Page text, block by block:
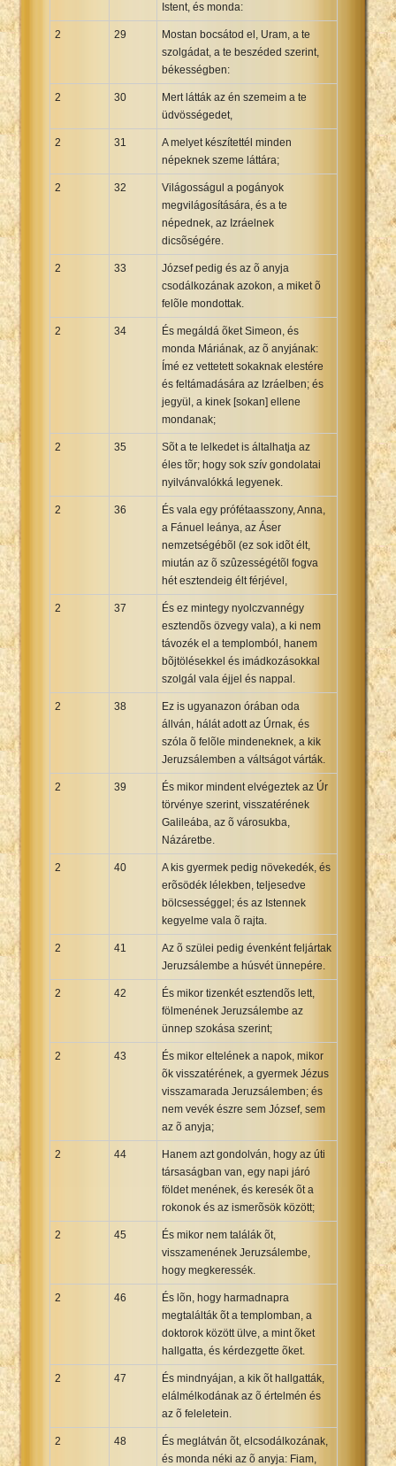
Istent, és monda:
2 29
Mostan bocsátod el, Uram, a te
szolgádat, a te beszéded szerint,
békességben:
2 30
Mert látták az én szemeim a te
üdvösségedet,
2 31
A melyet készítettél minden
népeknek szeme láttára;
2 32
Világosságul a pogányok
megvilágosítására, és a te
népednek, az Izráelnek
dicsõségére.
2 33
József pedig és az õ anyja
csodálkozának azokon, a miket õ
felõle mondottak.
2 34
És megáldá õket Simeon, és
monda Máriának, az õ anyjának:
Ímé ez vettetett sokaknak elestére
és feltámadására az Izráelben; és
jegyül, a kinek [sokan] ellene
mondanak;
2 35
Sõt a te lelkedet is általhatja az
éles tõr; hogy sok szív gondolatai
nyilvánvalókká legyenek.
2 36
És vala egy prófétaasszony, Anna,
a Fánuel leánya, az Áser
nemzetségébõl (ez sok idõt élt,
miután az õ szûzességétõl fogva
hét esztendeig élt férjével,
2 37
És ez mintegy nyolczvannégy
esztendõs özvegy vala), a ki nem
távozék el a templomból, hanem
bõjtölésekkel és imádkozásokkal
szolgál vala éjjel és nappal.
2 38
Ez is ugyanazon órában oda
állván, hálát adott az Úrnak, és
szóla õ felõle mindeneknek, a kik
Jeruzsálemben a váltságot várták.
2 39
És mikor mindent elvégeztek az Úr
törvénye szerint, visszatérének
Galileába, az õ városukba,
Názáretbe.
2 40
A kis gyermek pedig növekedék, és
erõsödék lélekben, teljesedve
bölcsességgel; és az Istennek
kegyelme vala õ rajta.
2 41
Az õ szülei pedig évenként feljártak
Jeruzsálembe a húsvét ünnepére.
2 42
És mikor tizenkét esztendõs lett,
fölmenének Jeruzsálembe az
ünnep szokása szerint;
2 43
És mikor eltelének a napok, mikor
õk visszatérének, a gyermek Jézus
visszamarada Jeruzsálemben; és
nem vevék észre sem József, sem
az õ anyja;
2 44
Hanem azt gondolván, hogy az úti
társaságban van, egy napi járó
földet menének, és keresék õt a
rokonok és az ismerõsök között;
2 45
És mikor nem találák õt,
visszamenének Jeruzsálembe,
hogy megkeressék.
2 46
És lõn, hogy harmadnapra
megtalálták õt a templomban, a
doktorok között ülve, a mint õket
hallgatta, és kérdezgette õket.
2 47
És mindnyájan, a kik õt hallgatták,
elálmélkodának az õ értelmén és
az õ feleletein.
2 48
És meglátván õt, elcsodálkozának,
és monda néki az õ anyja: Fiam,